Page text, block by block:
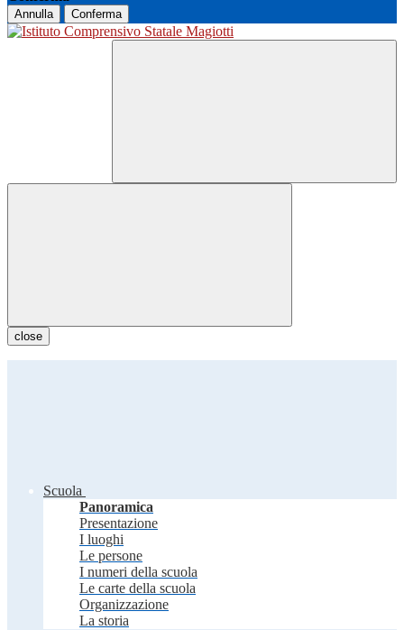
Annulla Conferma
close
Scuola
Panoramica
Presentazione
I luoghi
Le persone
I numeri della scuola
Le carte della scuola
Organizzazione
La storia